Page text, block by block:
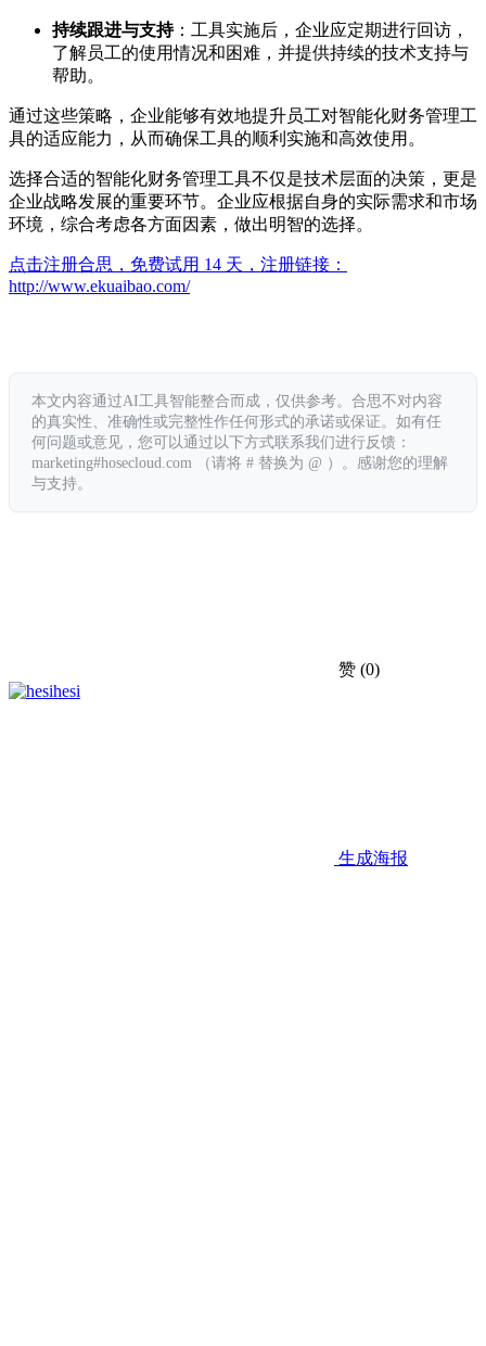
持续跟进与支持：工具实施后，企业应定期进行回访，
了解员工的使用情况和困难，并提供持续的技术支持与
帮助。
通过这些策略，企业能够有效地提升员工对智能化财务管理工
具的适应能力，从而确保工具的顺利实施和高效使用。
选择合适的智能化财务管理工具不仅是技术层面的决策，更是
企业战略发展的重要环节。企业应根据自身的实际需求和市场
环境，综合考虑各方面因素，做出明智的选择。
点击注册合思，免费试用 14 天，注册链接：
http://www.ekuaibao.com/
本文内容通过AI工具智能整合而成，仅供参考。合思不对内容
的真实性、准确性或完整性作任何形式的承诺或保证。如有任
何问题或意见，您可以通过以下方式联系我们进行反馈：
marketing#hosecloud.com （请将 # 替换为 @ ）。感谢您的理解
与支持。
赞 (0)
hesi
生成海报